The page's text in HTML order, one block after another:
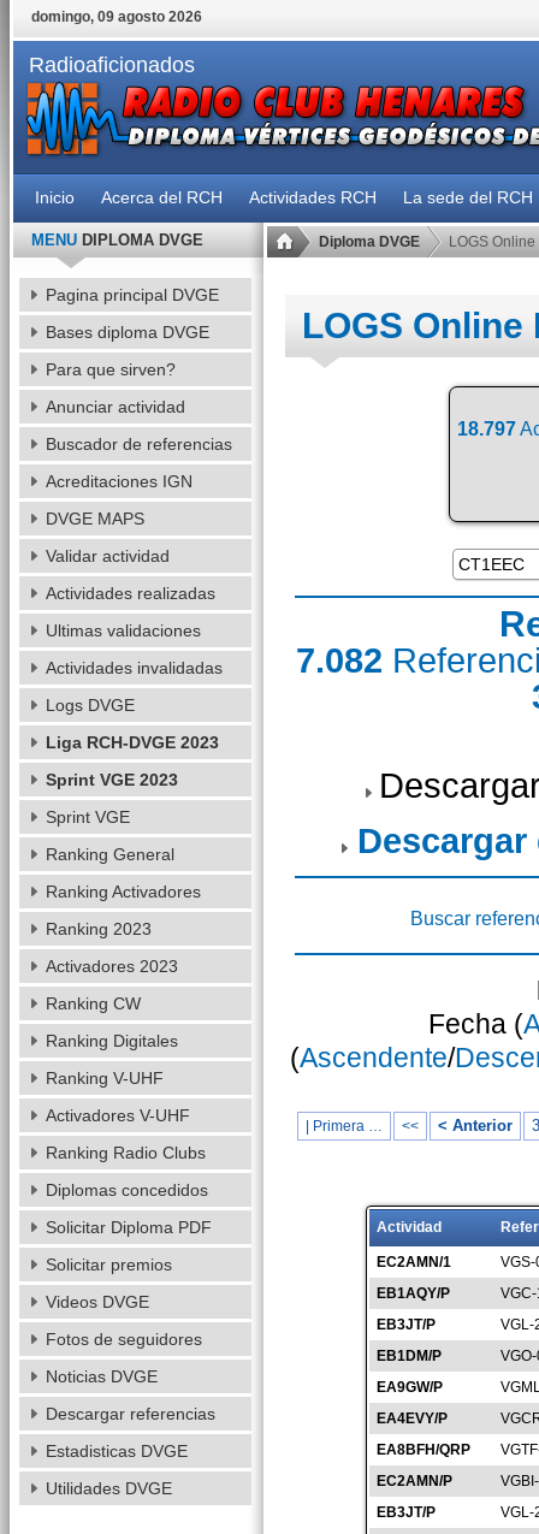
domingo, 09 agosto 2026
Radioaficionados
Inicio Acerca del RCH Actividades RCH La sede del RCH
Diploma DVGE LOGS Online
LOGS Online
18.797
7.082
Descargar
Buscar
Fecha (
(Ascendente/
| Primera … << < Anterior
Actividad
EC2AMN/1
EB1AQY/P
EB3JT/P
VGL-
EB1DM/P
EA9GW/P
EA4EVY/P
EA8BFH/QRP
EC2AMN/P
EB3JT/P
VGL-
MENUDIPLOMA DVGE
Pagina principal DVGE
Bases diploma DVGE
Para que sirven?
Anunciar actividad
Buscador de referencias
Acreditaciones IGN
DVGE MAPS
Validar actividad
Actividades realizadas
Ultimas validaciones
Actividades invalidadas
Logs DVGE
Liga RCH-DVGE 2023
Sprint VGE 2023
Sprint VGE
Ranking General
Ranking Activadores
Ranking 2023
Activadores 2023
Ranking CW
Ranking Digitales
Ranking V-UHF
Activadores V-UHF
Ranking Radio Clubs
Diplomas concedidos
Solicitar Diploma PDF
Solicitar premios
Videos DVGE
Fotos de seguidores
Noticias DVGE
Descargar referencias
Estadisticas DVGE
Utilidades DVGE